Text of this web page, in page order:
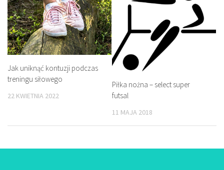
Jak uniknąć kontuzji podczas
treningu siłowego
22 KWIETNIA 2022
Piłka nożna – select super
futsal
11 MAJA 2018